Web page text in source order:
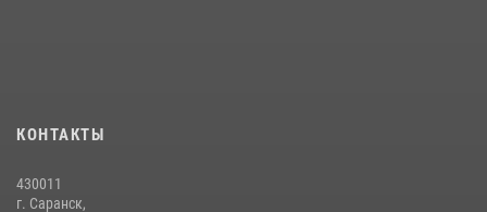
содействии сотрудников Росгвардии
КОНТАКТЫ
430011
г. Саранск,